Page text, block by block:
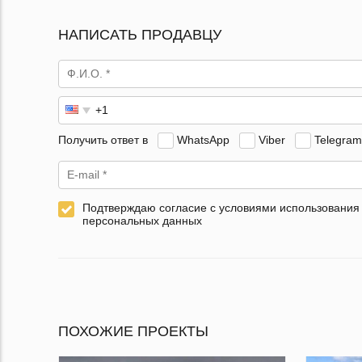
НАПИСАТЬ ПРОДАВЦУ
Получить ответ в WhatsApp Viber Telegram
Подтверждаю согласие с условиями использования
персональных данных
ПОХОЖИЕ ПРОЕКТЫ